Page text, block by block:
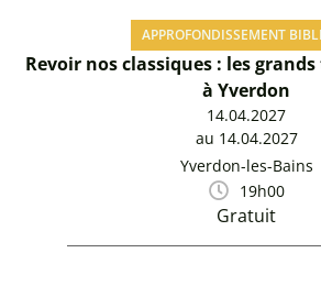
APPROFONDISSEMENT
Revoir nos classiques : les
à Yverdon
14.04.2027
au 14.04.2027
Yverdon-les-Bains
19h00
Gratuit